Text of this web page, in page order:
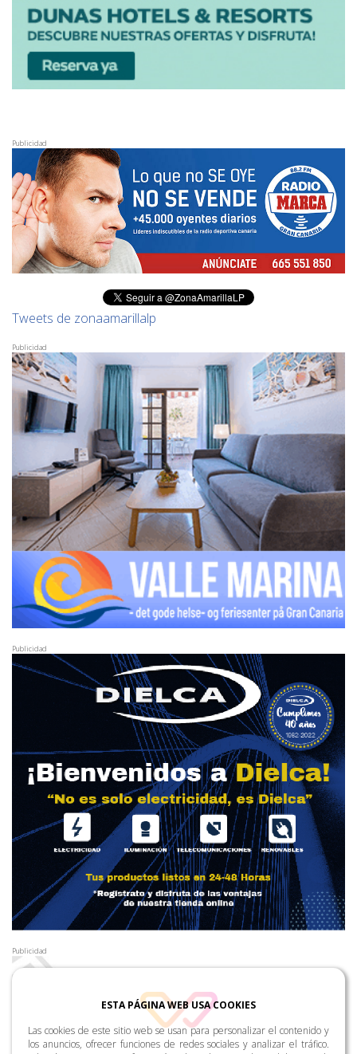
Publicidad
Tweets de zonaamarillalp
Publicidad
Publicidad
Publicidad
ESTA PÁGINA WEB USA COOKIES
Las cookies de este sitio web se usan para personalizar el contenido y
los anuncios, ofrecer funciones de redes sociales y analizar el tráfico.